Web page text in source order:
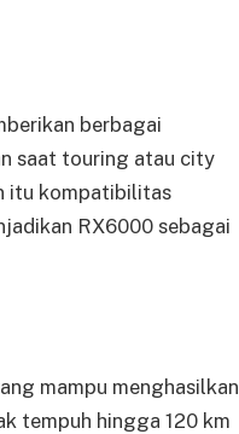
berbagai
saat touring atau city
itu kompatibilitas
RX6000 sebagai
mampu menghasilkan
tempuh hingga 120 km